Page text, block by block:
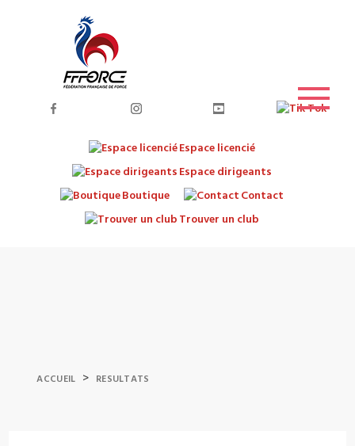
Espace licencié
Espace dirigeants
Boutique
Contact
Trouver un club
ACCUEIL > RESULTATS